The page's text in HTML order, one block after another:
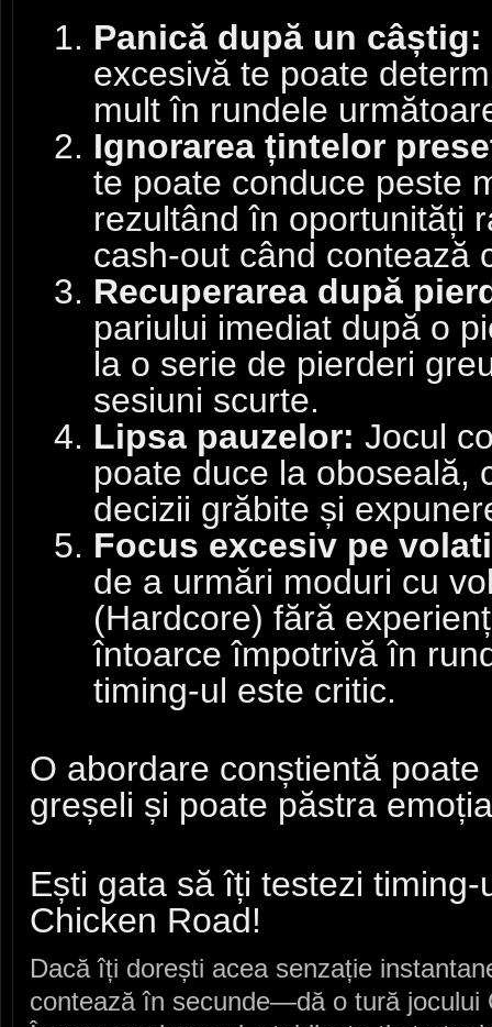
Panică după un câștig:
excesivă te poate
mult în rundele
Ignorarea țintelor
te poate conduce peste
rezultând în oportunități
cash‑out când contează
Recuperarea după
pariului imediat după o
la o serie de pierderi
sesiuni scurte.
Lipsa pauzelor: Jocul
poate duce la oboseală,
decizii grăbite și
Focus excesiv pe
de a urmări moduri cu
(Hardcore) fără
întoarce împotrivă în
timing-ul este critic.
O abordare conștientă
greșeli și poate păstra
Ești gata să îți testezi
Chicken Road!
Dacă îți dorești acea senzație
contează în secunde—dă o tură jocului